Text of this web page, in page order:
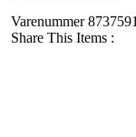
Varenummer
Share This Items :